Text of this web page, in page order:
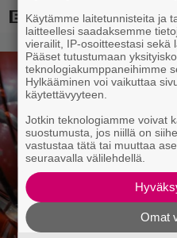
Käytämme laitetunnisteita ja
laitteellesi saadaksemme
vierailit, IP-osoitteestasi sekä
Pääset tutustumaan
teknologiakumppaneihimme
Hylkääminen voi vaikuttaa
käytettävyyteen.
Jotkin teknologiamme voivat
suostumusta, jos niillä on
vastustaa tätä tai muuttaa
seuraavalla välilehdellä.
Omat